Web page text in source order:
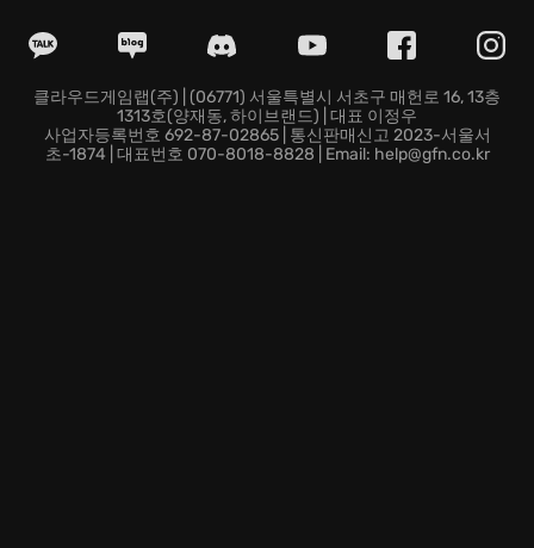
교도소의 규칙과 허점을 완벽하게 파악하고 이용하는, 치
The Escapists에서 당신의 탈출 DNA를 깨워보세요! 감
옥은 이제 당신의 손안에 있습니다. 과연 당신은 이 굳건
한 감옥을 무사히 탈출할 수 있을까요?
클라우드게임랩(주) | (06771) 서울특별시 서초구 매헌로 16, 13층
1313호(양재동, 하이브랜드) | 대표 이정우
사업자등록번호 692-87-02865 | 통신판매신고 2023-서울서
초-1874 | 대표번호 070-8018-8828 | Email: help@gfn.co.kr